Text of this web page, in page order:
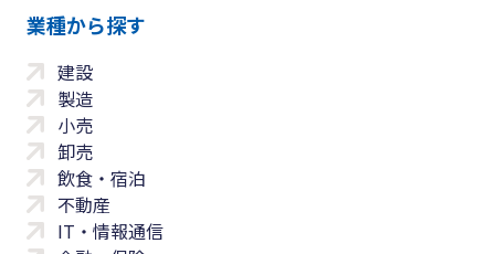
業種から探す
建設
製造
小売
卸売
飲食・宿泊
不動産
IT・情報通信